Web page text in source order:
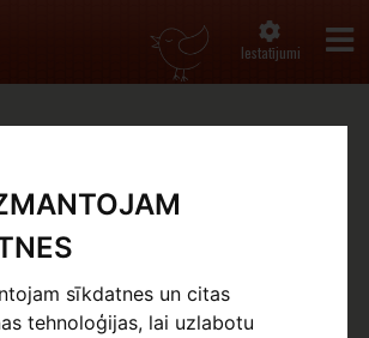
sīkdatnes un citas
tehnoloģijas, lai uzlabotu
Iestatījumi
Skolas vēsture